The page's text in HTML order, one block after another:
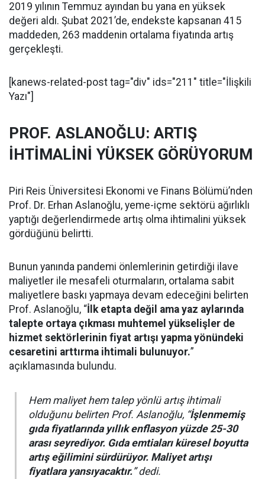
2019 yılının Temmuz ayından bu yana en yüksek
değeri aldı. Şubat 2021’de, endekste kapsanan 415
maddeden, 263 maddenin ortalama fiyatında artış
gerçekleşti.
[kanews-related-post tag="div" ids="211" title="İlişkili
Yazı"]
PROF. ASLANOĞLU: ARTIŞ
İHTİMALİNİ YÜKSEK GÖRÜYORUM
Piri Reis Üniversitesi Ekonomi ve Finans Bölümü’nden
Prof. Dr. Erhan Aslanoğlu, yeme-içme sektörü ağırlıklı
yaptığı değerlendirmede artış olma ihtimalini yüksek
gördüğünü belirtti.
Bunun yanında pandemi önlemlerinin getirdiği ilave
maliyetler ile mesafeli oturmaların, ortalama sabit
maliyetlere baskı yapmaya devam edeceğini belirten
Prof. Aslanoğlu, “İlk etapta değil ama yaz aylarında
talepte ortaya çıkması muhtemel yükselişler de
hizmet sektörlerinin fiyat artışı yapma yönündeki
cesaretini arttırma ihtimali bulunuyor.”
açıklamasında bulundu.
Hem maliyet hem talep yönlü artış ihtimali
olduğunu belirten Prof. Aslanoğlu, “İşlenmemiş
gıda fiyatlarında yıllık enflasyon yüzde 25-30
arası seyrediyor. Gıda emtiaları küresel boyutta
artış eğilimini sürdürüyor. Maliyet artışı
fiyatlara yansıyacaktır.” dedi.